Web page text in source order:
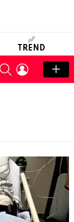
TREND
SEARCHLOGIN